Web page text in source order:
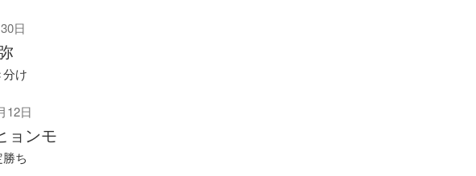
日
分け
12日
ョンモ
ち